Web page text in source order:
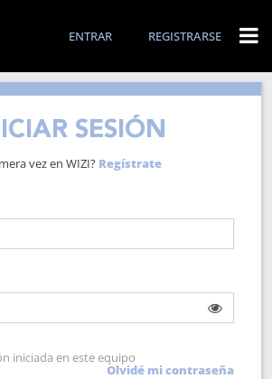
ENTRAR REGISTRARSE
SESIÓN
vez en WIZI? Regístrate
iniciada en este equipo
Olvidé mi contraseña